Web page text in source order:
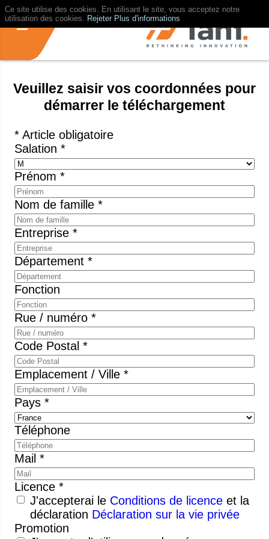
Ce site utilise des cookies. En utilisant le site, vous acceptez notre
utilisation des cookies. Rejeter Plus d'informations
Veuillez saisir vos coordonnées pour
démarrer le téléchargement
* Article obligatoire
Salation *
Prénom *
Nom de famille *
Entreprise *
Département *
Fonction
Rue / numéro *
Code Postal *
Emplacement / Ville *
Pays *
Téléphone
Mail *
Licence *
J'accepterai le Conditions de licence et la
déclaration Déclaration sur la vie privée
Promotion